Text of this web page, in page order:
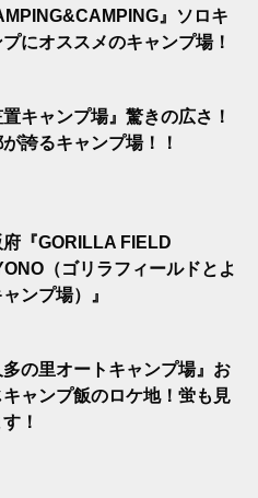
』ソロキ
プにオススメのキャンプ場！
置キャンプ場』驚きの広さ！
誇るキャンプ場！！
府『GORILLA FIELD
（ゴリラフィールドとよ
ンプ場）』
多の里オートキャンプ場』お
ャンプ飯のロケ地！蛍も見
！